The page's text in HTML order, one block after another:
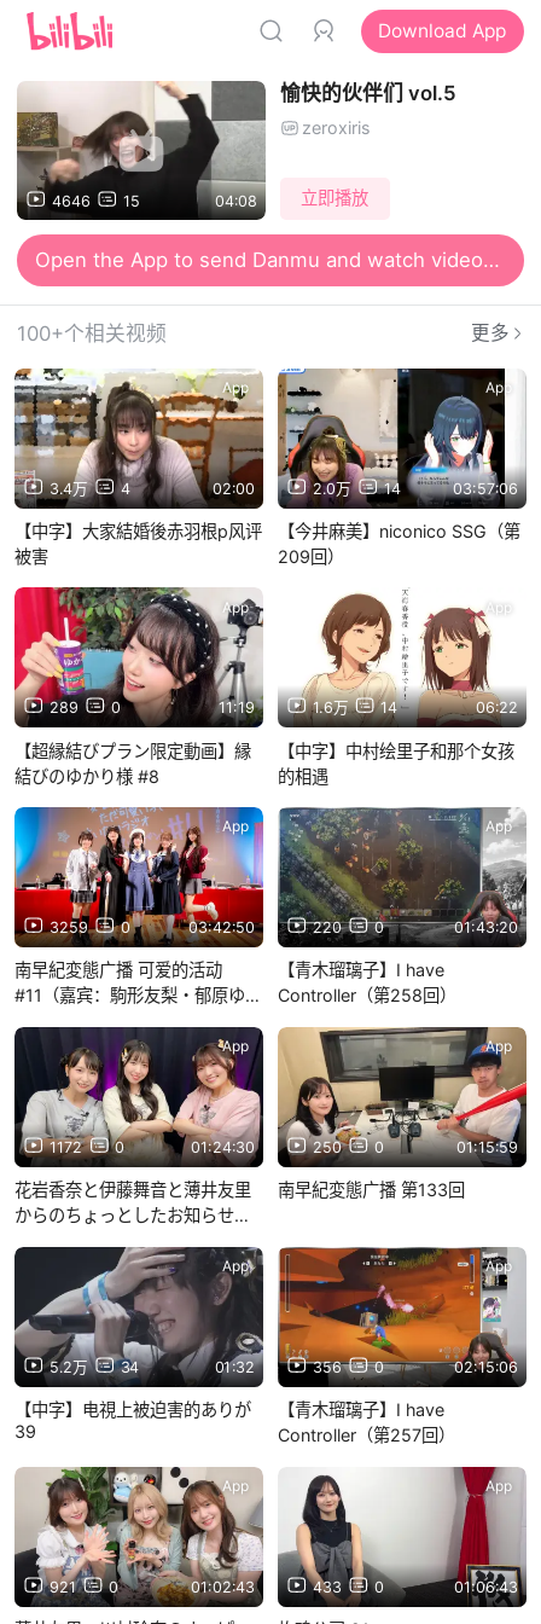
Download App
4646 15 04:08
愉快的伙伴们 vol.5
zeroxiris
立即播放
Open the App for smooth and high-definition viewing
100+个相关视频 更多
3.4万 4 02:00
App
【中字】大家結婚後赤羽根p风评
被害
2.0万 14 03:57:06
App
【今井麻美】niconico SSG（第
209回）
289 0 11:19
App
【超縁結びプラン限定動画】縁
結びのゆかり様 #8
1.6万 14 06:22
App
【中字】中村绘里子和那个女孩
的相遇
3259 0 03:42:50
App
南早紀変態广播 可爱的活动
#11（嘉宾：駒形友梨・郁原ゆ
220 0 01:43:20
App
【青木瑠璃子】I have
Controller（第258回）
1172 0 01:24:30
App
花岩香奈と伊藤舞音と薄井友里
からのちょっとしたお知らせ特
250 0 01:15:59
App
南早紀変態广播 第133回
5.2万 34 01:32
App
【中字】电視上被迫害的ありが
39
356 0 02:15:06
App
【青木瑠璃子】I have
Controller（第257回）
921 0 01:02:43
App
433 0 01:06:43
App